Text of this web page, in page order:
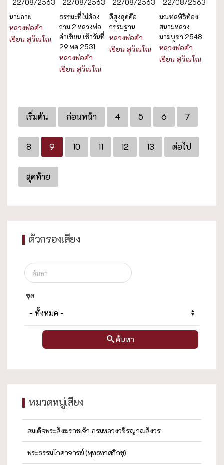
22/08/2563
นามกาย
หลวงพ่อคำ
เขียน สุวัณโณ
22/08/2563
ธรรมะที่ไม่ต้อง
ถาม 2 หลวงพ่อ
คำเขียน เช้าวันที่
29 พค 2531
หลวงพ่อคำ
เขียน สุวัณโณ
22/08/2563
ดีสูงสุดคือ
กรรมฐาน
หลวงพ่อคำ
เขียน สุวัณโณ
22/08/2563
มณฑลพิธีท้อง
สนามหลวง
มาฆบูชา 2548
หลวงพ่อคำ
เขียน สุวัณโณ
เริ่มต้น ก่อนหน้า 4 5 6 7
8 9 10 11 12 13 ต่อไป
สุดท้าย
ตัวกรองเสียง
ชุด
ค้นหา
หมวดหมู่เสียง
สมเด็จพระสังฆราชเจ้า กรมหลวงวชิรญาณสังวร
พระธรรมโกศาจารย์ (พุทธทาสภิกขุ)